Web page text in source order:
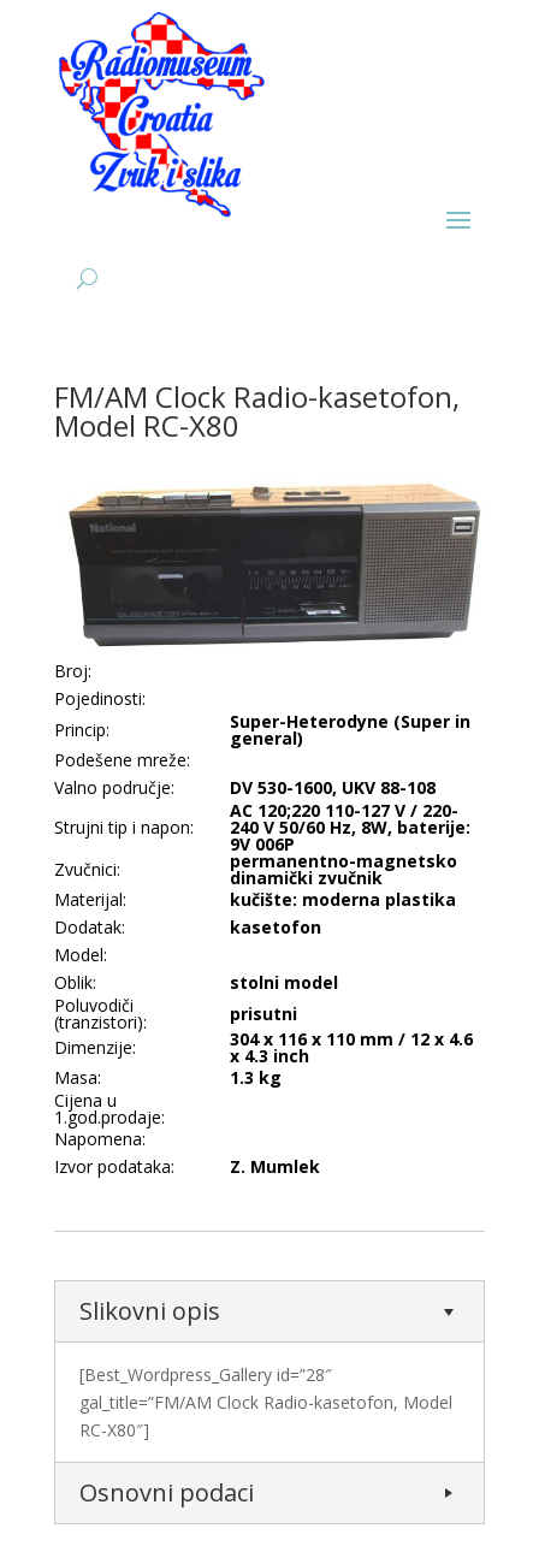
FM/AM Clock Radio-kasetofon,
Model RC-X80
Broj:
Pojedinosti:
Princip:
Super-Heterodyne (Super in
general)
Podešene mreže:
Valno područje:
DV 530-1600, UKV 88-108
Strujni tip i napon:
AC 120;220 110-127 V / 220-
240 V 50/60 Hz, 8W, baterije:
9V 006P
Zvučnici:
permanentno-magnetsko
dinamički zvučnik
Materijal:
kučište: moderna plastika
Dodatak:
kasetofon
Model:
Oblik:
stolni model
Poluvodiči
(tranzistori):
prisutni
Dimenzije:
304 x 116 x 110 mm / 12 x 4.6
x 4.3 inch
Masa:
1.3 kg
Cijena u
1.god.prodaje:
Napomena:
Izvor podataka:
Z. Mumlek
Slikovni opis
[Best_Wordpress_Gallery id=”28″
gal_title=”FM/AM Clock Radio-kasetofon, Model
RC-X80″]
Osnovni podaci